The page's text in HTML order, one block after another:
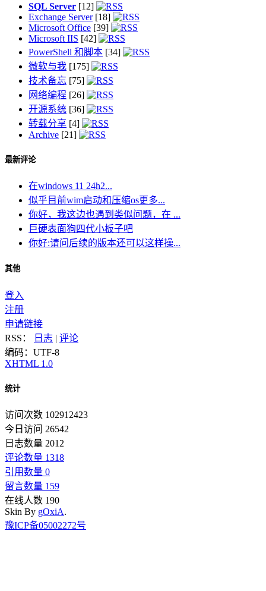
SQL Server [12]
Exchange Server[18]
Microsoft Office [39]
Microsoft IIS [42]
PowerShell 和脚本 [34]
微软与我 [175]
技术备忘 [75]
网络编程 [26]
开源系统 [36]
转载分享 [4]
Archive [21]
最新评论
在windows 11 24h2...
似乎目前wim启动和压缩os更多...
你好，我这边也遇到类似问题，在 ...
巨硬表面狗四代小板子吧
你好:请问后续的版本还可以这样操...
其他
登入
注册
申请链接
RSS：
日志 | 评论
编码：UTF-8
XHTML 1.0
统计
访问次数 102912423
今日访问 26542
日志数量 2012
评论数量 1318
引用数量 0
留言数量 159
在线人数 190
Skin By gOxiA.
豫ICP备05002272号